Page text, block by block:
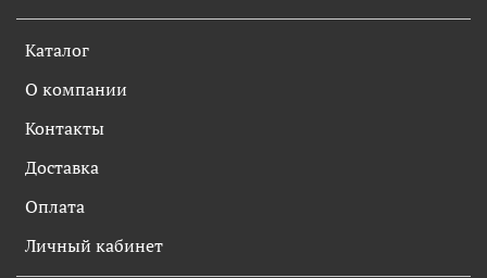
Каталог
О компании
Контакты
Доставка
Оплата
Личный кабинет